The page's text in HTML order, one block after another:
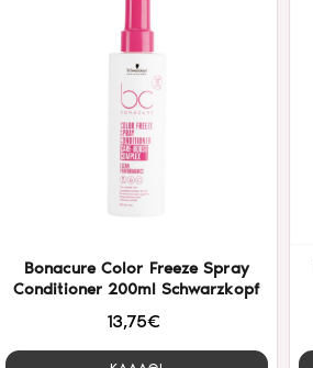
Bonacure Color Freeze Spray
Conditioner 200ml Schwarzkopf
13,75€